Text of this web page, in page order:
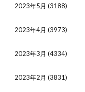
2023年5月 (3188)
2023年4月 (3973)
2023年3月 (4334)
2023年2月 (3831)